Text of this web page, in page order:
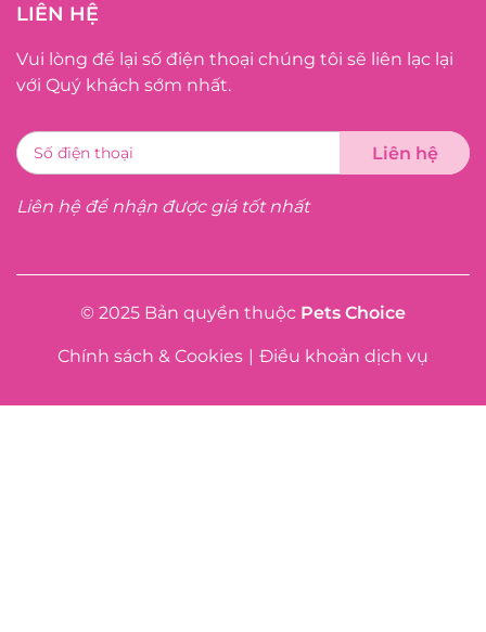
LIÊN HỆ
Vui lòng để lại số điện thoại chúng tôi sẽ liên lạc lại
với Quý khách sớm nhất.
Liên hệ để nhận được giá tốt nhất
© 2025 Bản quyền thuộc Pets Choice
Chính sách & Cookies | Điều khoản dịch vụ